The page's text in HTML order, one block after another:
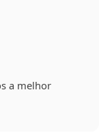
a melhor